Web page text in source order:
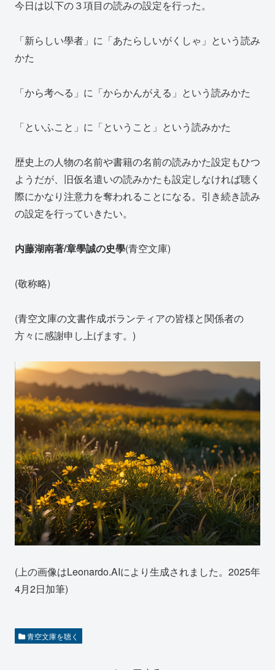
今日は以下の３項目の読みの設定を行った。
「新らしい學者」に「あたらしいがくしゃ」という読み
かた
「から考へる」に「からかんがえる」という読みかた
「といふこと」に「ということ」という読みかた
歴史上の人物の名前や書籍の名前の読みかた設定もひつ
ようだが、旧仮名遣いの読みかたも設定しなければ聴く
際にかなり注意力を奪われることになる。引き続き読み
の設定を行っていきたい。
内藤湖南著/章學誠の史學(青空文庫)
(敬称略)
(青空文庫の文書作成ボランティアの皆様と関係者の
方々に感謝申し上げます。)
(上の画像はLeonardo.AIにより生成されました。2025年
4月2日加筆)
青空文庫を聴く